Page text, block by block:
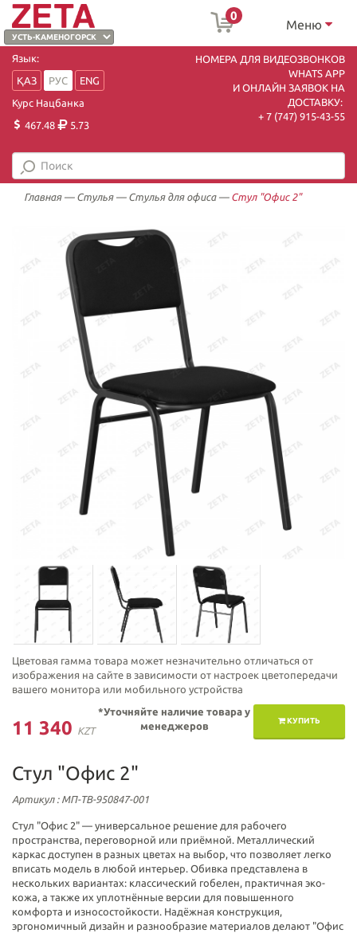
0
Меню
Язык:
ҚАЗ
РУС
ENG
Курс Нацбанка
467.48
5.73
НОМЕРА ДЛЯ ВИДЕОЗВОНКОВ
WHATS APP
И ОНЛАЙН ЗАЯВОК НА
ДОСТАВКУ:
+ 7 (747) 915-43-55
Главная— Стулья— Стулья для офиса— Стул "Офис 2"
Цветовая гамма товара может незначительно отличаться от
изображения на сайте в зависимости от настроек цветопередачи
вашего монитора или мобильного устройства
11 340 KZT
КУПИТЬ
*Уточняйте наличие товара у
менеджеров
Стул "Офис 2"
Артикул: МП-ТВ-950847-001
Стул "Офис 2" — универсальное решение для рабочего
пространства, переговорной или приёмной. Металлический
каркас доступен в разных цветах на выбор, что позволяет легко
вписать модель в любой интерьер. Обивка представлена в
нескольких вариантах: классический гобелен, практичная эко-
кожа, а также их уплотнённые версии для повышенного
комфорта и износостойкости. Надёжная конструкция,
эргономичный дизайн и разнообразие материалов делают "Офис